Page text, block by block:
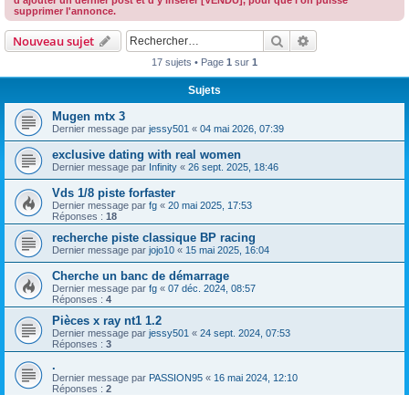
supprimer l'annonce.
Nouveau sujet Rechercher
17 sujets • Page 1 sur 1
Sujets
Mugen mtx 3
Dernier message par jessy501 « 04 mai 2026, 07:39
exclusive dating with real women
Dernier message par Infinity « 26 sept. 2025, 18:46
Vds 1/8 piste forfaster
Dernier message par fg « 20 mai 2025, 17:53
Réponses : 18
recherche piste classique BP racing
Dernier message par jojo10 « 15 mai 2025, 16:04
Cherche un banc de démarrage
Dernier message par fg « 07 déc. 2024, 08:57
Réponses : 4
Pièces x ray nt1 1.2
Dernier message par jessy501 « 24 sept. 2024, 07:53
Réponses : 3
.
Dernier message par PASSION95 « 16 mai 2024, 12:10
Réponses : 2